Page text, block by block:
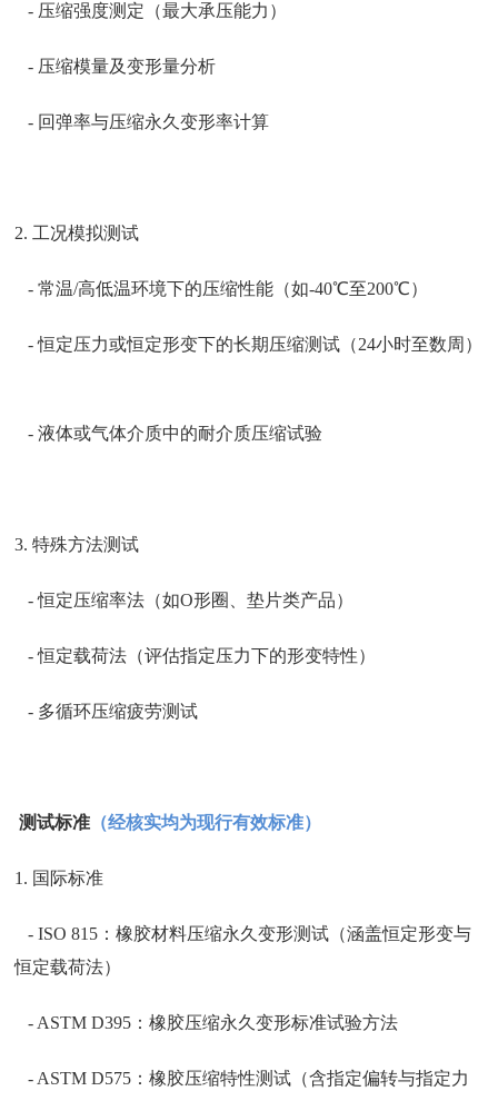
- 压缩强度测定（最大承压能力）
- 压缩模量及变形量分析
- 回弹率与压缩永久变形率计算
2. 工况模拟测试
- 常温/高低温环境下的压缩性能（如-40℃至200℃）
- 恒定压力或恒定形变下的长期压缩测试（24小时至数周）
- 液体或气体介质中的耐介质压缩试验
3. 特殊方法测试
- 恒定压缩率法（如O形圈、垫片类产品）
- 恒定载荷法（评估指定压力下的形变特性）
- 多循环压缩疲劳测试
测试标准 （经核实均为现行有效标准）
1. 国际标准
- ISO 815：橡胶材料压缩永久变形测试（涵盖恒定形变与
恒定载荷法）
- ASTM D395：橡胶压缩永久变形标准试验方法
- ASTM D575：橡胶压缩特性测试（含指定偏转与指定力